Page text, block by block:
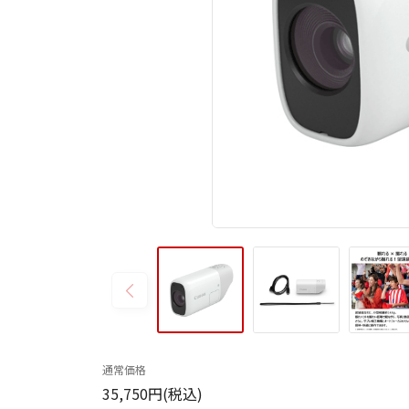
通常価格
35,750円(税込)